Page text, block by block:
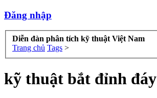
Đăng nhập
Diễn đàn phân tích kỹ thuật Việt Nam
Trang chủ Tags >
kỹ thuật bắt đỉnh đáy